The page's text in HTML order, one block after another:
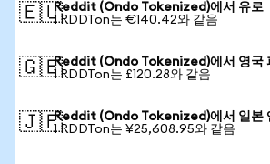
🇪🇺Reddit (Ondo Tokenized)에서 유로
1 RDDTon는 €140.42와 같음
🇬🇧Reddit (Ondo Tokenized)에서 영국
1 RDDTon는 £120.28와 같음
🇯🇵Reddit (Ondo Tokenized)에서 일본
1 RDDTon는 ¥25,608.95와 같음